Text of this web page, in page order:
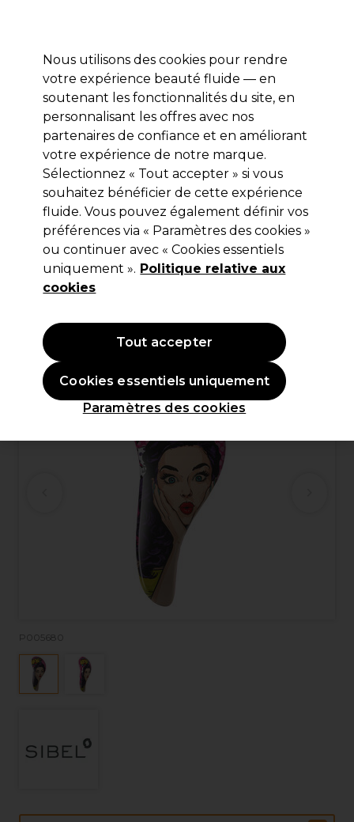
Se connecter
Marques Bons plans Coiffure Electro et Matériel
Livraison et délais
lire la suite
Sibel
Collection Pop Art D-Méli-Mélo -
Brosse "WowLady"
(0)
4,79 €5,99 €
P005680
Nous utilisons des cookies pour rendre
votre expérience beauté fluide — en
soutenant les fonctionnalités du site, en
personnalisant les offres avec nos
partenaires de confiance et en améliorant
votre expérience de notre marque.
Sélectionnez « Tout accepter » si vous
souhaitez bénéficier de cette expérience
fluide. Vous pouvez également définir vos
préférences via « Paramètres des cookies »
ou continuer avec « Cookies essentiels
uniquement ». Politique relative aux
cookies
Paramètres des cookies
Cookies essentiels uniquement
Tout accepter